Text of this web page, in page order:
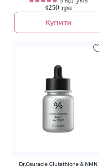
4250 грн
Купити
Dr.Ceuracle Glutathione & NMN